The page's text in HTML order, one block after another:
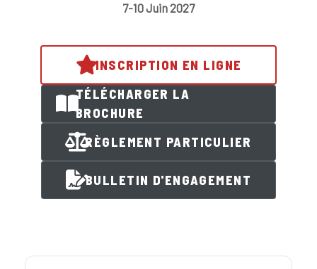
7-10 Juin 2027
INSCRIPTION EN LIGNE
TÉLÉCHARGER LA
BROCHURE
RÈGLEMENT PARTICULIER
BULLETIN D'ENGAGEMENT